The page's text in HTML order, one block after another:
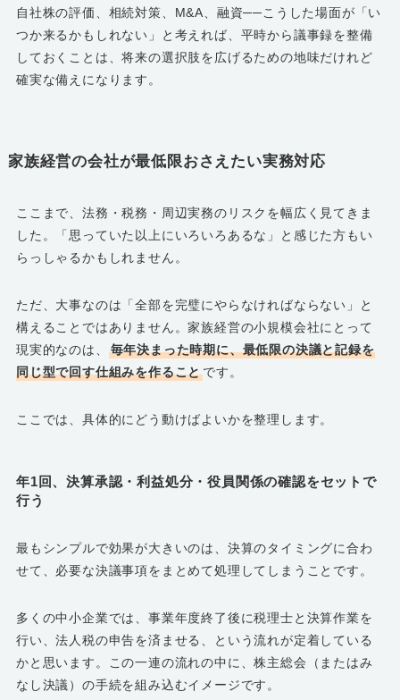
自社株の評価、相続対策、M&A、融資──こうした場面が「い
つか来るかもしれない」と考えれば、平時から議事録を整備
しておくことは、将来の選択肢を広げるための地味だけれど
確実な備えになります。
家族経営の会社が最低限おさえたい実務対応
ここまで、法務・税務・周辺実務のリスクを幅広く見てきま
した。「思っていた以上にいろいろあるな」と感じた方もい
らっしゃるかもしれません。
ただ、大事なのは「全部を完璧にやらなければならない」と
構えることではありません。家族経営の小規模会社にとって
現実的なのは、
毎年決まった時期に、最低限の決議と記録を
同じ型で回す仕組みを作ることです。
ここでは、具体的にどう動けばよいかを整理します。
年1回、決算承認・利益処分・役員関係の確認をセットで
行う
最もシンプルで効果が大きいのは、決算のタイミングに合わ
せて、必要な決議事項をまとめて処理してしまうことです。
多くの中小企業では、事業年度終了後に税理士と決算作業を
行い、法人税の申告を済ませる、という流れが定着している
かと思います。この一連の流れの中に、株主総会（またはみ
なし決議）の手続を組み込むイメージです。